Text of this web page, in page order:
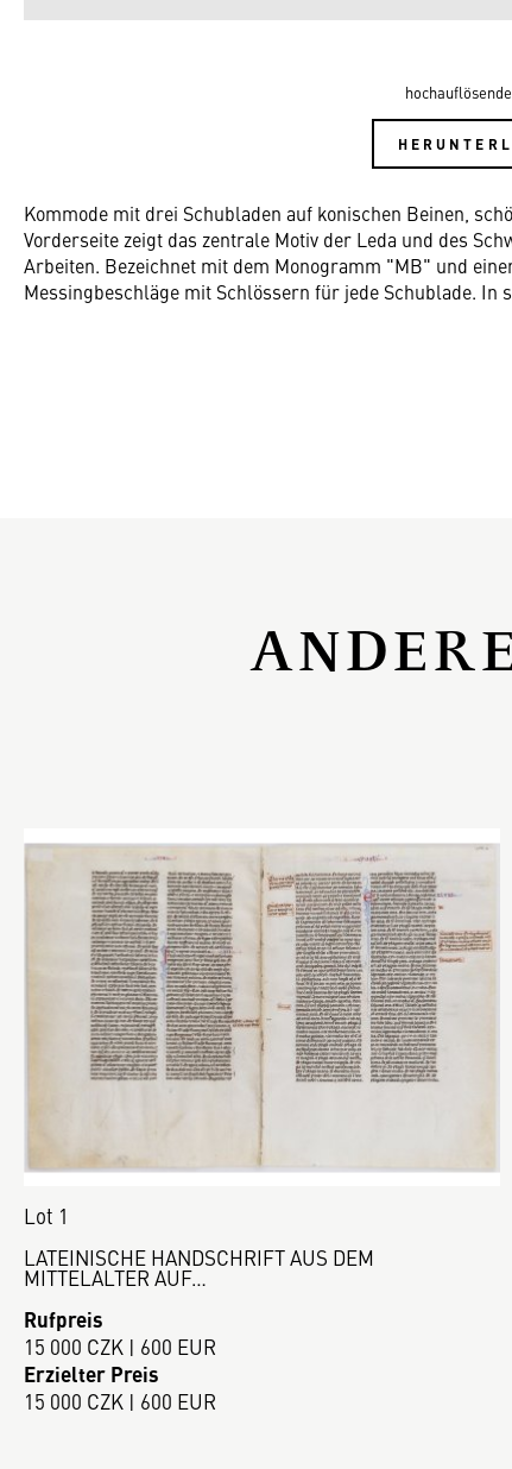
Kommode mit drei Schubladen auf konischen Beinen,
Vorderseite zeigt das zentrale Motiv der Leda und des
Arbeiten. Bezeichnet mit dem Monogramm "MB" und
Messingbeschläge mit Schlössern für jede Schublade. In
Lot 1
LATEINISCHE HANDSCHRIFT AUS DEM
MITTELALTER AUF…
Rufpreis
15 000 CZK | 600 EUR
Erzielter Preis
15 000 CZK | 600 EUR